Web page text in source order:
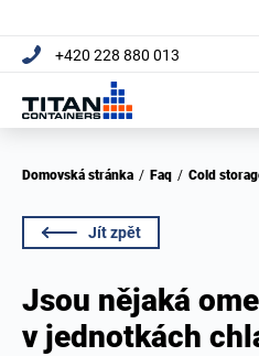
+420 228 880 013
Domovská stránka / Faq / Cold
Jít zpět
Jsou nějaká
v jednotkách